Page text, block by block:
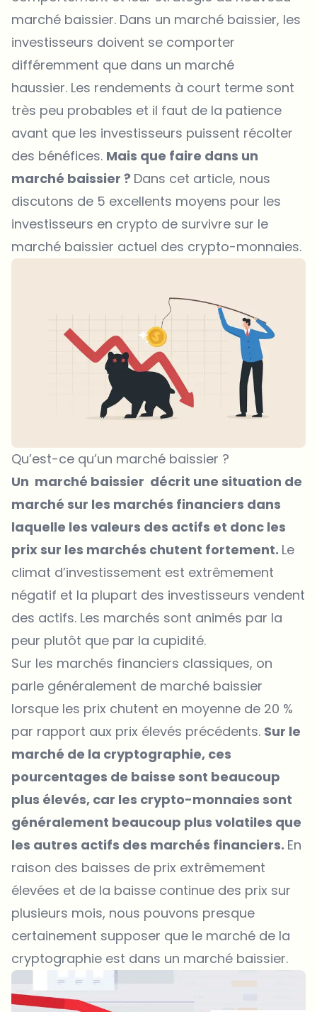
marché baissier. Dans un marché baissier, les
investisseurs doivent se comporter
différemment que dans un marché
haussier. Les rendements à court terme sont
très peu probables et il faut de la patience
avant que les investisseurs puissent récolter
des bénéfices. Mais que faire dans un
marché baissier ? Dans cet article, nous
discutons de 5 excellents moyens pour les
investisseurs en crypto de survivre sur le
marché baissier actuel des crypto-monnaies.
Qu’est-ce qu’un marché baissier ?
Un marché baissier décrit une situation de
marché sur les marchés financiers dans
laquelle les valeurs des actifs et donc les
prix sur les marchés chutent fortement. Le
climat d’investissement est extrêmement
négatif et la plupart des investisseurs vendent
des actifs. Les marchés sont animés par la
peur plutôt que par la cupidité.
Sur les marchés financiers classiques, on
parle généralement de marché baissier
lorsque les prix chutent en moyenne de 20 %
par rapport aux prix élevés précédents. Sur le
marché de la cryptographie, ces
pourcentages de baisse sont beaucoup
plus élevés, car les crypto-monnaies sont
généralement beaucoup plus volatiles que
les autres actifs des marchés financiers. En
raison des baisses de prix extrêmement
élevées et de la baisse continue des prix sur
plusieurs mois, nous pouvons presque
certainement supposer que le marché de la
cryptographie est dans un marché baissier.